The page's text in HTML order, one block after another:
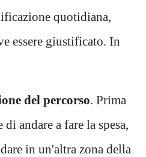
quotidiana,
essere giustificato. In
del percorso. Prima
andare a fare la spesa,
in un'altra zona della